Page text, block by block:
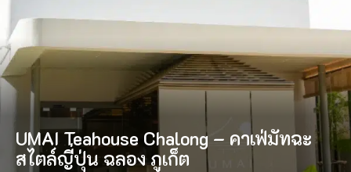
UMAI Teahouse Chalong – คาเฟ่มัทฉะ
สไตล์ญี่ปุ่น ฉลอง ภูเก็ต